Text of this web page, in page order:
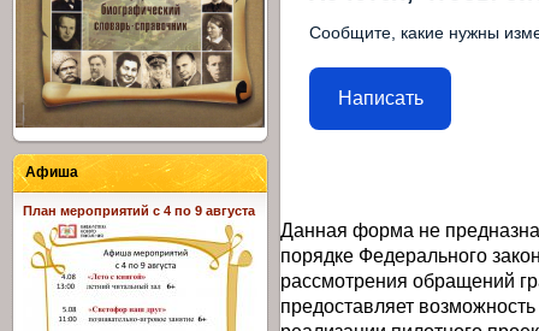
Сообщите, какие нужны
Написать
Данная форма не
порядке Федерального
рассмотрения обращений
предоставляет
Афиша
План мероприятий с 4 по 9 августа